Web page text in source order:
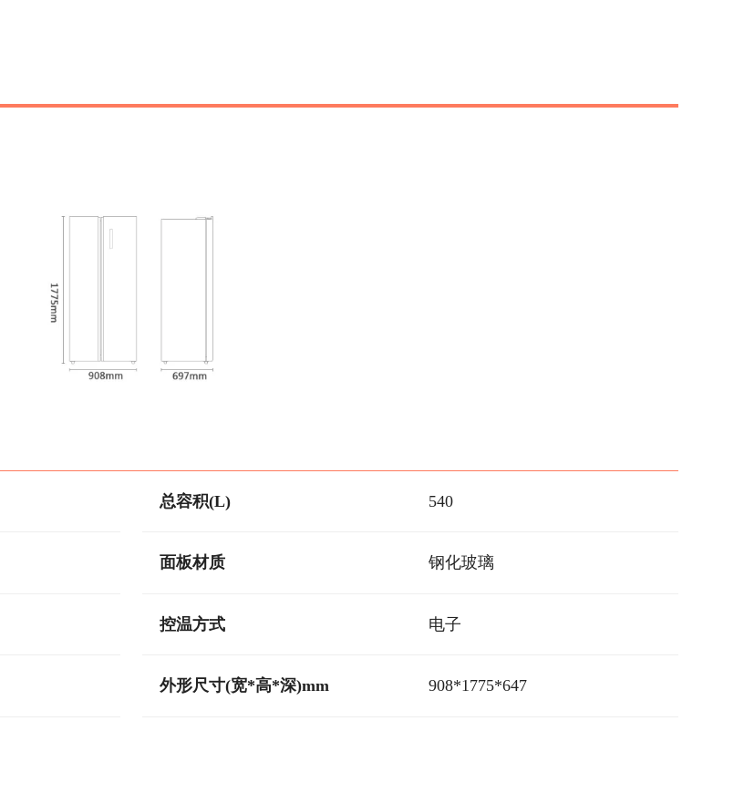
总容积(L) 540
面板材质 钢化玻璃
控温方式 电子
外形尺寸(宽*高*深)mm 908*1775*647